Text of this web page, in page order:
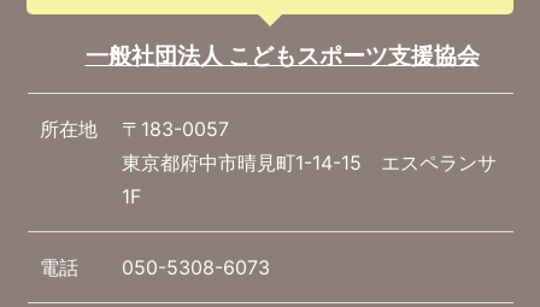
一般社団法人 こどもスポーツ支援協会
所在地
〒183-0057
東京都府中市晴見町1-14-15 エスペランサ
1F
電話 050-5308-6073